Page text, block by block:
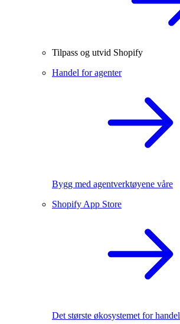
Tilpass og utvid Shopify
Handel for agenter
Bygg med agentverktøyene våre
Shopify App Store
Det største økosystemet for handel